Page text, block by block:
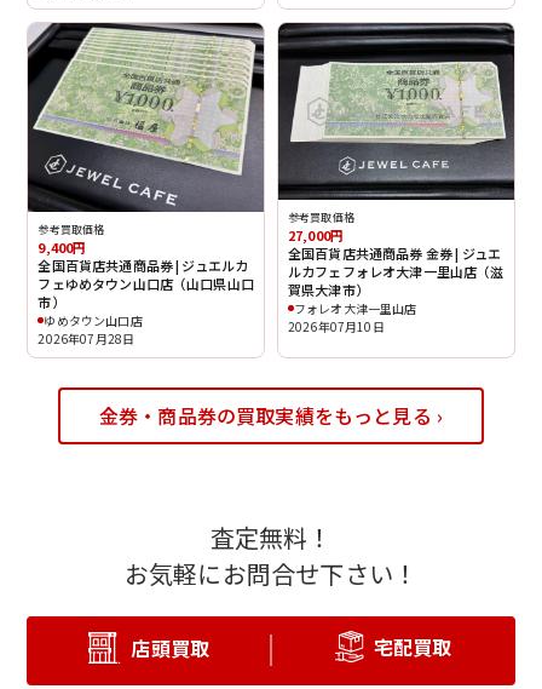
参考買取価格
9,400円
全国百貨店共通商品券 | ジュエルカ
フェゆめタウン山口店（山口県山口
市）
ゆめタウン山口店
2026年07月28日
参考買取価格
27,000円
全国百貨店共通商品券 金券 | ジュエ
ルカフェフォレオ大津一里山店（滋
賀県大津市）
フォレオ大津一里山店
2026年07月10日
金券・商品券の買取実績をもっと見る ›
査定無料！
お気軽にお問合せ下さい！
店頭買取 宅配買取